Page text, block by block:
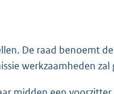
De raad benoemt
werkzaamheden zal